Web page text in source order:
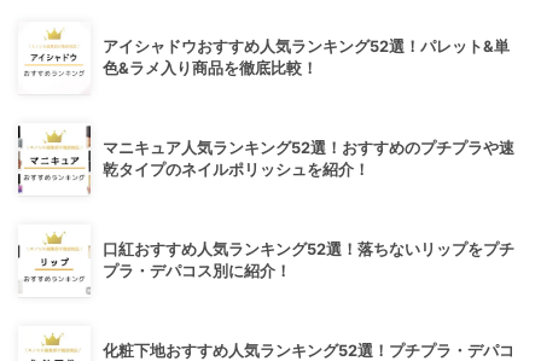
アイシャドウおすすめ人気ランキング52選！パレット&単
色&ラメ入り商品を徹底比較！
マニキュア人気ランキング52選！おすすめのプチプラや速
乾タイプのネイルポリッシュを紹介！
口紅おすすめ人気ランキング52選！落ちないリップをプチ
プラ・デパコス別に紹介！
化粧下地おすすめ人気ランキング52選！プチプラ・デパコ